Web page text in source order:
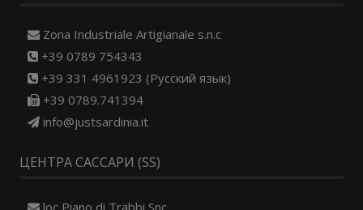
Zona Industriale Artigianale s.n.c
+39 0789 754343
+39 331 4961923 (Русский язык)
+39 0789.741394
info@justsardinia.it
ЦЕНТРА САССАРИ (SS)
loc Piano di Trabbi Snc